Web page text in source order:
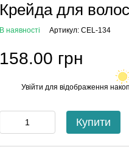
Крейда для
В наявності Артикул: CEL-134
158.00 грн
Увійти для відображення
Купити